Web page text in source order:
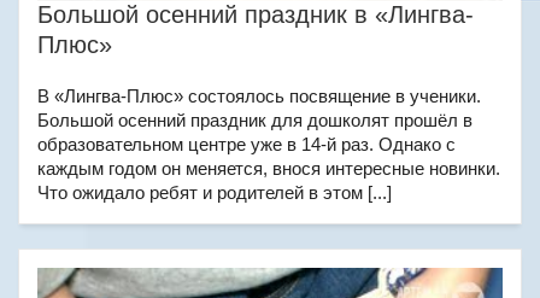
Большой осенний праздник в «Лингва-
Плюс»
В «Лингва-Плюс» состоялось посвящение в ученики.
Большой осенний праздник для дошколят прошёл в
образовательном центре уже в 14-й раз. Однако с
каждым годом он меняется, внося интересные новинки.
Что ожидало ребят и родителей в этом [...]